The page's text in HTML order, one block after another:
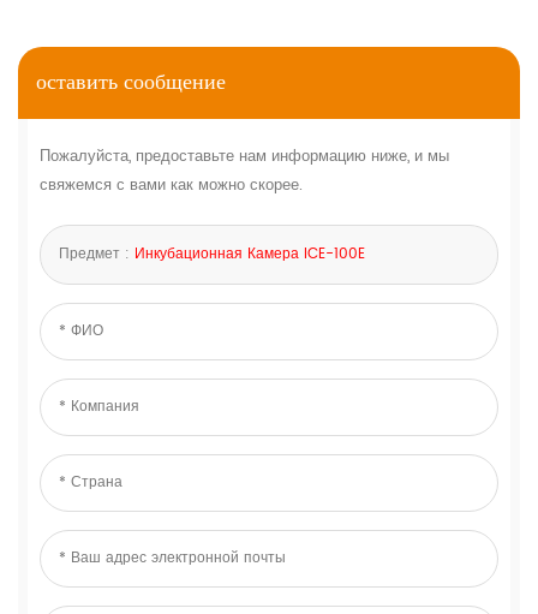
оставить сообщение
Пожалуйста, предоставьте нам информацию ниже, и мы
свяжемся с вами как можно скорее.
Предмет : Инкубационная Камера ICE-100E